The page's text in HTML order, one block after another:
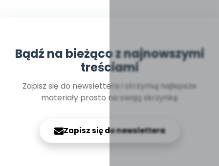
Bądź na bieżąco z najnowszymi
treściami
Zapisz się do newslettera i otrzymuj najlepsze
materiały prosto na swoją skrzynkę
Zapisz się do newslettera